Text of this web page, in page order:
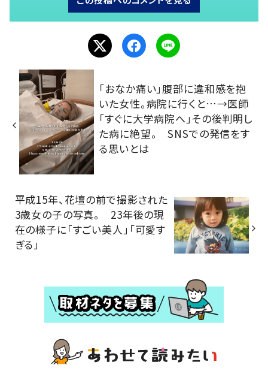
「おなか痛い」腹部に違和感を抱
いた女性。病院に行くと…→医師
「すぐに大学病院へ」その後判明し
た病に絶望。 SNSでの発信をす
る思いとは
平成15年、花壇の前で撮影された
3歳女の子の写真。 23年後の現
在の様子に「すごい美人」「可愛す
ぎる」